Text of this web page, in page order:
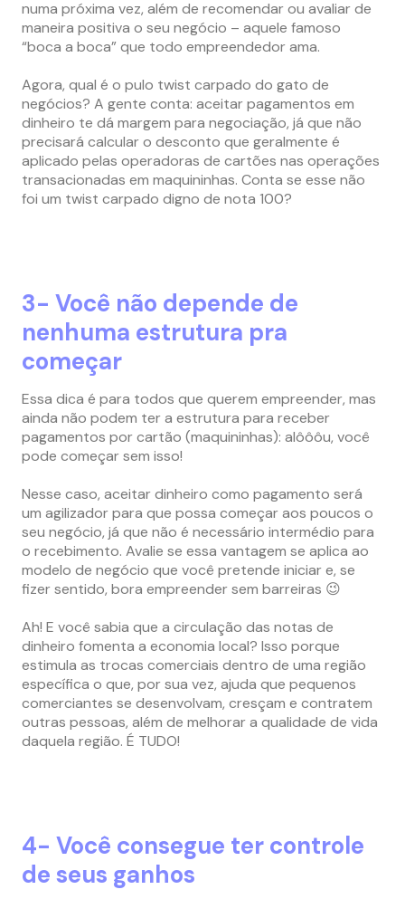
numa próxima vez, além de recomendar ou avaliar de
maneira positiva o seu negócio – aquele famoso
“boca a boca” que todo empreendedor ama.
Agora, qual é o pulo twist carpado do gato de
negócios? A gente conta: aceitar pagamentos em
dinheiro te dá margem para negociação, já que não
precisará calcular o desconto que geralmente é
aplicado pelas operadoras de cartões nas operações
transacionadas em maquininhas. Conta se esse não
foi um twist carpado digno de nota 100?
3- Você não depende de
nenhuma estrutura pra
começar
Essa dica é para todos que querem empreender, mas
ainda não podem ter a estrutura para receber
pagamentos por cartão (maquininhas): alôôôu, você
pode começar sem isso!
Nesse caso, aceitar dinheiro como pagamento será
um agilizador para que possa começar aos poucos o
seu negócio, já que não é necessário intermédio para
o recebimento. Avalie se essa vantagem se aplica ao
modelo de negócio que você pretende iniciar e, se
fizer sentido, bora empreender sem barreiras 😉
Ah! E você sabia que a circulação das notas de
dinheiro fomenta a economia local? Isso porque
estimula as trocas comerciais dentro de uma região
específica o que, por sua vez, ajuda que pequenos
comerciantes se desenvolvam, cresçam e contratem
outras pessoas, além de melhorar a qualidade de vida
daquela região. É TUDO!
4- Você consegue ter controle
de seus ganhos